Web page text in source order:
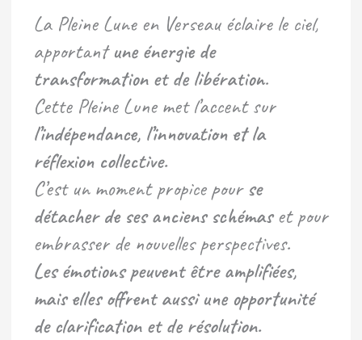
La Pleine Lune en Verseau éclaire le ciel,
apportantune énergie de
transformation et de libération.
Cette Pleine Lune met l’accent sur
l’indépendance, l’innovation et la
réflexion collective.
C’est un moment propice pourse
détacher de ses anciens schémaset pour
embrasser de nouvelles perspectives.
Les émotions peuvent être amplifiées,
mais elles offrent aussi une opportunité
de clarification et de résolution.